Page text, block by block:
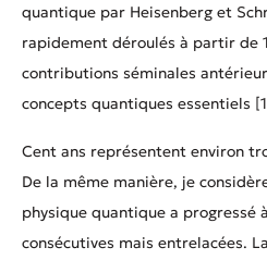
quantique par Heisenberg et
rapidement déroulés à partir de
contributions séminales
concepts quantiques essentiels
Cent ans représentent environ
De la même manière, je
physique quantique a progressé
consécutives mais entrelacées.